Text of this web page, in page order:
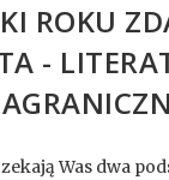
ROKU
-
Was dwa